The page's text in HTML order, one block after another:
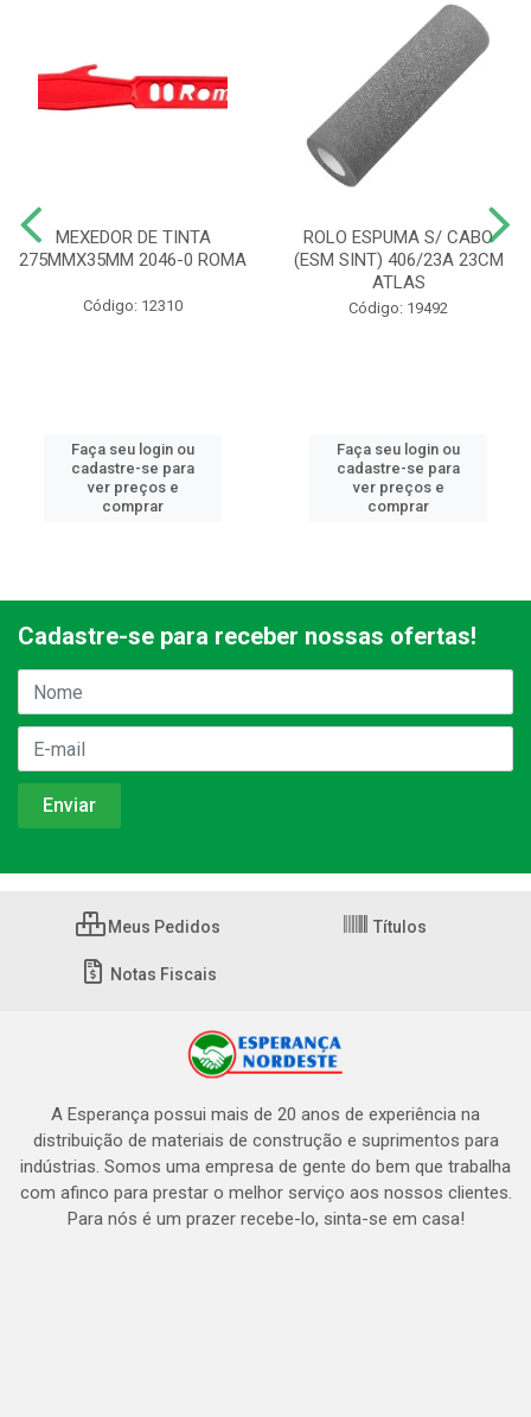
MEXEDOR DE TINTA
275MMX35MM 2046-0 ROMA
Código: 12310
Faça seu login ou
cadastre-se para
ver preços e
comprar
ROLO ESPUMA S/ CABO
(ESM SINT) 406/23A 23CM
ATLAS
Código: 19492
Faça seu login ou
cadastre-se para
ver preços e
comprar
Cadastre-se para receber nossas ofertas!
Meus Pedidos Títulos
Notas Fiscais
A Esperança possui mais de 20 anos de experiência na
distribuição de materiais de construção e suprimentos para
indústrias. Somos uma empresa de gente do bem que trabalha
com afinco para prestar o melhor serviço aos nossos clientes.
Para nós é um prazer recebe-lo, sinta-se em casa!